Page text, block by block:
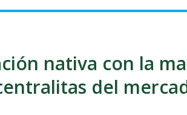
nativa con la
del